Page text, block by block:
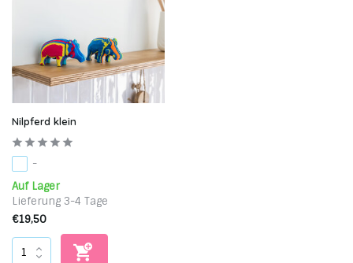
Nilpferd klein
-
Auf Lager
Lieferung 3-4 Tage
€19,50